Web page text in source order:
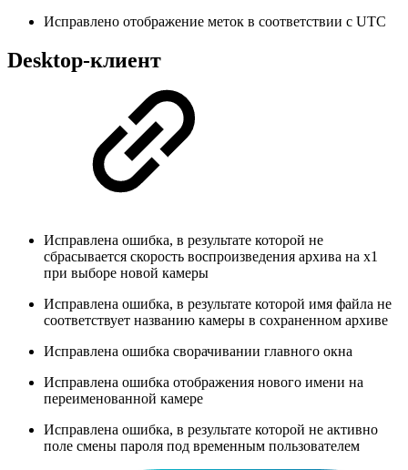
Исправлено отображение меток в соответствии с UTC
Desktop-клиент
Исправлена ошибка, в результате которой не
сбрасывается скорость воспроизведения архива на х1
при выборе новой камеры
Исправлена ошибка, в результате которой имя файла не
соответствует названию камеры в сохраненном архиве
Исправлена ошибка сворачивании главного окна
Исправлена ошибка отображения нового имени на
переименованной камере
Исправлена ошибка, в результате которой не активно
поле смены пароля под временным пользователем